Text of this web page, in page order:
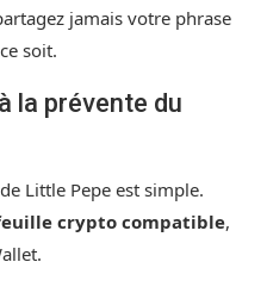
jamais votre phrase
soit.
la prévente du
Little Pepe est simple.
crypto compatible,